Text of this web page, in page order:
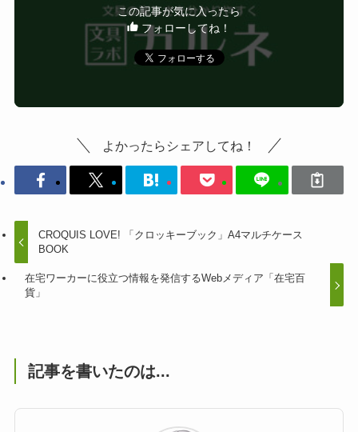
この記事が気に入ったら
フォローしてね！
よかったらシェアしてね！
CROQUIS LOVE! 「クロッキーブック」A4マルチケース
BOOK
在宅ワーカーに役立つ情報を発信するWebメディア「在宅百
貨」
記事を書いたのは...